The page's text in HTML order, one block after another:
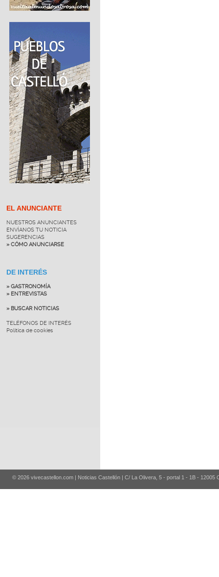
EL ANUNCIANTE
NUESTROS ANUNCIANTES
ENVÍANOS TU NOTICIA
SUGERENCIAS
» CÓMO ANUNCIARSE
DE INTERÉS
» GASTRONOMÍA
» ENTREVISTAS
» BUSCAR NOTICIAS
TELÉFONOS DE INTERÉS
Política de cookies
© 2026 vivecastellon.com | Noticias Castellón | C/ La Olivera, 5 - portal 1 - 1B - 12005